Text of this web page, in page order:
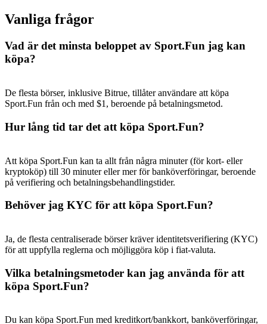
Vanliga frågor
Vad är det minsta beloppet av Sport.Fun jag kan
köpa?
De flesta börser, inklusive Bitrue, tillåter användare att köpa
Sport.Fun från och med $1, beroende på betalningsmetod.
Hur lång tid tar det att köpa Sport.Fun?
Att köpa Sport.Fun kan ta allt från några minuter (för kort- eller
kryptoköp) till 30 minuter eller mer för banköverföringar, beroende
på verifiering och betalningsbehandlingstider.
Behöver jag KYC för att köpa Sport.Fun?
Ja, de flesta centraliserade börser kräver identitetsverifiering (KYC)
för att uppfylla reglerna och möjliggöra köp i fiat-valuta.
Vilka betalningsmetoder kan jag använda för att
köpa Sport.Fun?
Du kan köpa Sport.Fun med kreditkort/bankkort, banköverföringar,